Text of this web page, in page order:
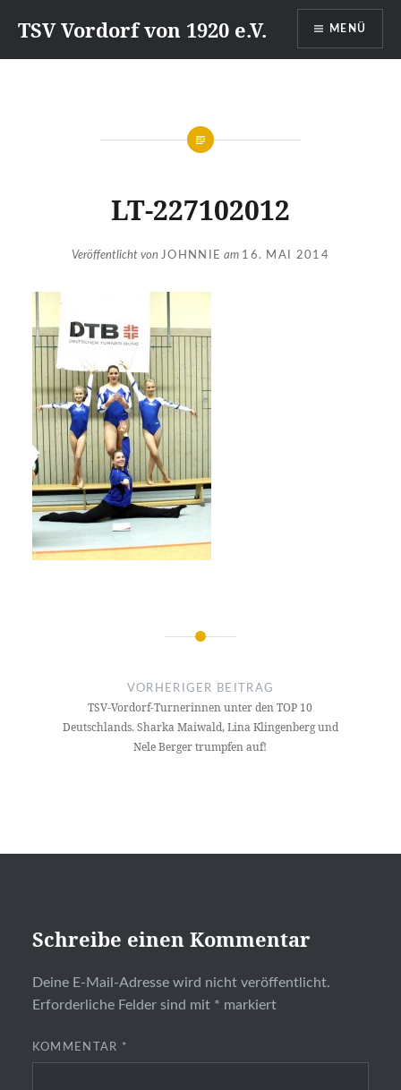
zumTSV Vordorf von 1920 e.V. MENÜ
LT-227102012
Veröffentlicht von JOHNNIE am 16. MAI 2014
Beitragsnavigation
VORHERIGER BEITRAG
TSV-Vordorf-Turnerinnen unter den TOP 10
Deutschlands. Sharka Maiwald, Lina Klingenberg und
Nele Berger trumpfen auf!
Schreibe einen Kommentar
Deine E-Mail-Adresse wird nicht veröffentlicht.
Erforderliche Felder sind mit * markiert
KOMMENTAR *